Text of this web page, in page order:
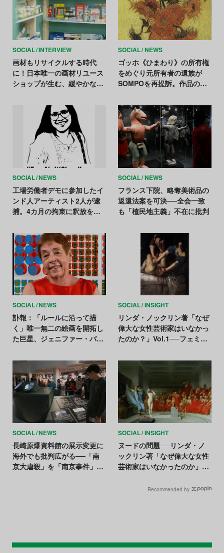
SOCIAL INTERVIEW
画材もリサイクルする時代
に！日本唯一の画材リユース
ショップが生む、緩やかな循
SOCIAL NEWS
ゴッホ《ひまわり》の所有権
をめぐり元所有者の遺族が
SOMPOを再提訴。作品の返
SOCIAL NEWS
工場労働者デモに参加したイ
ンド人アーティスト2人が逮
捕。4カ月の拘束に釈放を求
SOCIAL NEWS
フランス下院、略奪美術品の
返還法案を可決──全会一致
も「植民地主義」不在に批判
SOCIAL NEWS
訃報：「ルールに沿って描
く」唯一無二の絵画を開拓し
た巨星、ジェニファー・バー
井画を残す
SOCIAL INSIGHT
リンダ・ノックリン著「なぜ
偉大な女性芸術家はいなかっ
たのか？」Vol.1──フェミニ
い【アートで祝う国際女性デ
ー】
SOCIAL NEWS
長崎原爆資料館の展示変更に
海外でも批判広がる──「南
京大虐殺」を「南京事件」に
SOCIAL INSIGHT
ヌードの問題──リンダ・ノ
ックリン著「なぜ偉大な女性
芸術家はいなかったのか」
Recommended by